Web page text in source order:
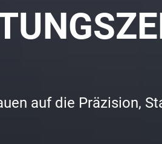
auf die Präzision,